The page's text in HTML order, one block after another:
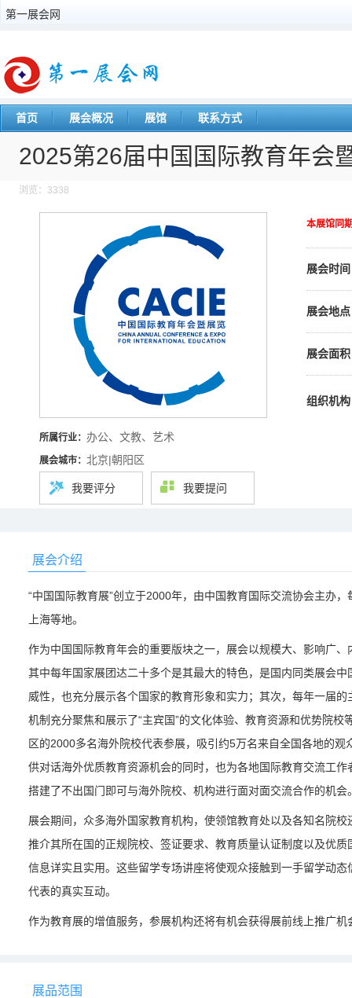
第一展会网
首页 展会概况 展馆 联系方式
2025第26届中国国际教育年会
浏览：3338
本展馆同
展会时
展会地
展会面
组织机构
所属行业： 办公、文教、艺术
展会城市： 北京|朝阳区
我要评分 我要提问
展会介绍
“中国国际教育展”创立于2000年，由中国教育国际交流协会主办
上海等地。
作为中国国际教育年会的重要版块之一，展会以规模大、影响广
其中每年国家展团达二十多个是其最大的特色，是国内同类展会
威性，也充分展示各个国家的教育形象和实力；其次，每年一届
机制充分聚焦和展示了“主宾国”的文化体验、教育资源和优势院
区的2000多名海外院校代表参展，吸引约5万名来自全国各地的
供对话海外优质教育资源机会的同时，也为各地国际教育交流工
搭建了不出国门即可与海外院校、机构进行面对面交流合作的机会
展会期间，众多海外国家教育机构，使领馆教育处以及各知名院
推介其所在国的正规院校、签证要求、教育质量认证制度以及优
信息详实且实用。这些留学专场讲座将使观众接触到一手留学动
代表的真实互动。
作为教育展的增值服务，参展机构还将有机会获得展前线上推广
展品范围